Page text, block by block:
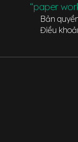
“paper
Bản
Điều